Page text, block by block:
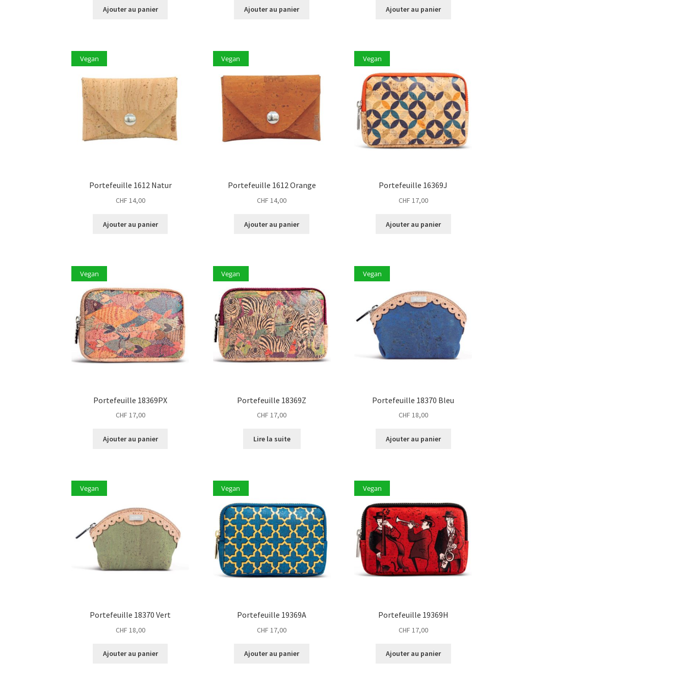
Ajouter au panier Ajouter au panier Ajouter au panier
Vegan
Portefeuille 1612 Natur
CHF 14,00
Ajouter au panier
Vegan
Portefeuille 1612 Orange
CHF 14,00
Ajouter au panier
Vegan
Portefeuille 16369J
CHF 17,00
Ajouter au panier
Vegan
Portefeuille 18369PX
CHF 17,00
Ajouter au panier
Vegan
Portefeuille 18369Z
CHF 17,00
Lire la suite
Vegan
Portefeuille 18370 Bleu
CHF 18,00
Ajouter au panier
Vegan
Portefeuille 18370 Vert
CHF 18,00
Ajouter au panier
Vegan
Portefeuille 19369A
CHF 17,00
Ajouter au panier
Vegan
Portefeuille 19369H
CHF 17,00
Ajouter au panier